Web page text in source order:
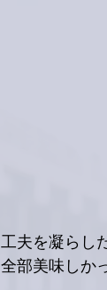
工夫を凝らし
全部美味しか